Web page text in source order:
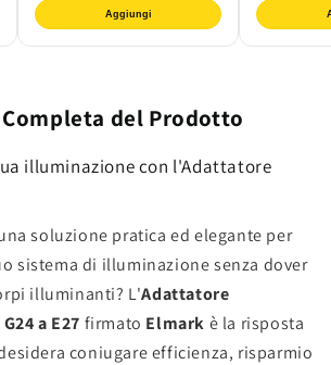
Aggiungi
del Prodotto
illuminazione con l'Adattatore
soluzione pratica ed elegante per
sistema di illuminazione senza dover
illuminanti? L'Adattatore
a E27 firmato Elmark è la risposta
coniugare efficienza, risparmio